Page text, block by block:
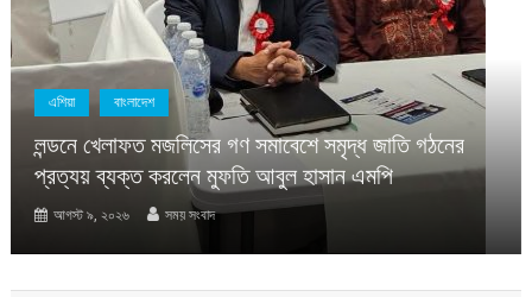
এশিয়া বাংলাদেশ
লন্ডনে খেলাফত মজলিসের গণ সমাবেশে সমৃদ্ধ জাতি গঠনের
প্রত্যয় ব্যক্ত করলেন মুফতি আবুল হাসান এমপি
আগস্ট ৯, ২০২৬ সময় সংবাদ